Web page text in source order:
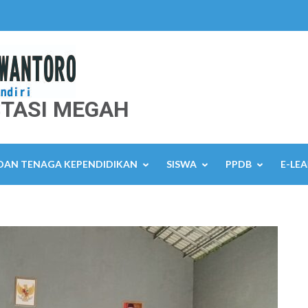
MEGAH
TENAGA KEPENDIDIKAN SISWA PPDB E-